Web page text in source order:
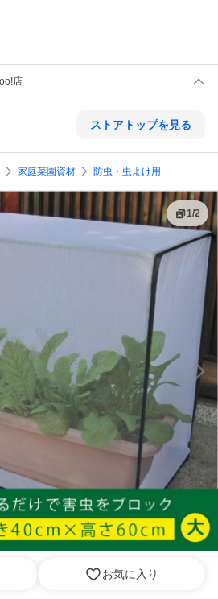
店
ストアトップを見る
家庭菜園資材 防虫・虫よけ用
1/2
お気に入り